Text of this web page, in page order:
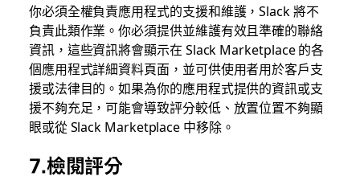
你必須全權負責應用程式的支援和維護，Slack 將不
負責此類作業。你必須提供並維護有效且準確的聯絡
資訊，這些資訊將會顯示在 Slack Marketplace 的各
個應用程式詳細資料頁面，並可供使用者用於客戶支
援或法律目的。如果為你的應用程式提供的資訊或支
援不夠充足，可能會導致評分較低、放置位置不夠顯
眼或從 Slack Marketplace 中移除。
7.檢閱評分